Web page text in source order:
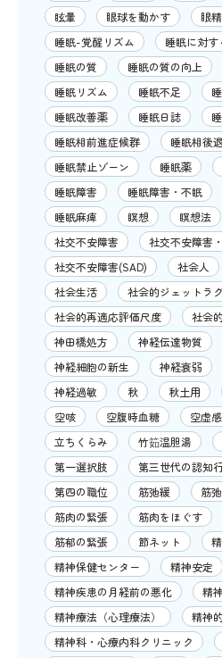
眩暈
眼球を動かす 眼
睡眠-覚醒リズム
睡眠に対
睡眠の質
睡眠の質の向上
睡眠リズム
睡眠不足
睡眠改善薬
睡眠日誌
睡眠相前進症候群
睡眠相後
睡眠禁止ゾーン
睡眠薬
睡眠障害
睡眠障害・不眠
睡眠麻痺
瞑想 瞑想法
社交不安障害
社交不安障害
社交不安障害(SAD)
社会人
社会生活
社会的ジェットラ
社会的再適応評価尺度
社会
神田橋処方
神経伝達物質
神経細胞の新生
神経衰弱
神経過敏
秋 秋土用
空咳
空腹時血糖 空虚感
立ちくらみ
竹筎温胆湯
第一選択肢
第三世代の認知
第四の職位
筋弛緩 筋
筋肉の緊張
筋肉をほぐす
筋郁の緊張
節ネット
精神保健センター
精神安定
精神疾患の月経前の悪化
精
精神療法（心理療法）
精神
精神科・心療内科クリニック